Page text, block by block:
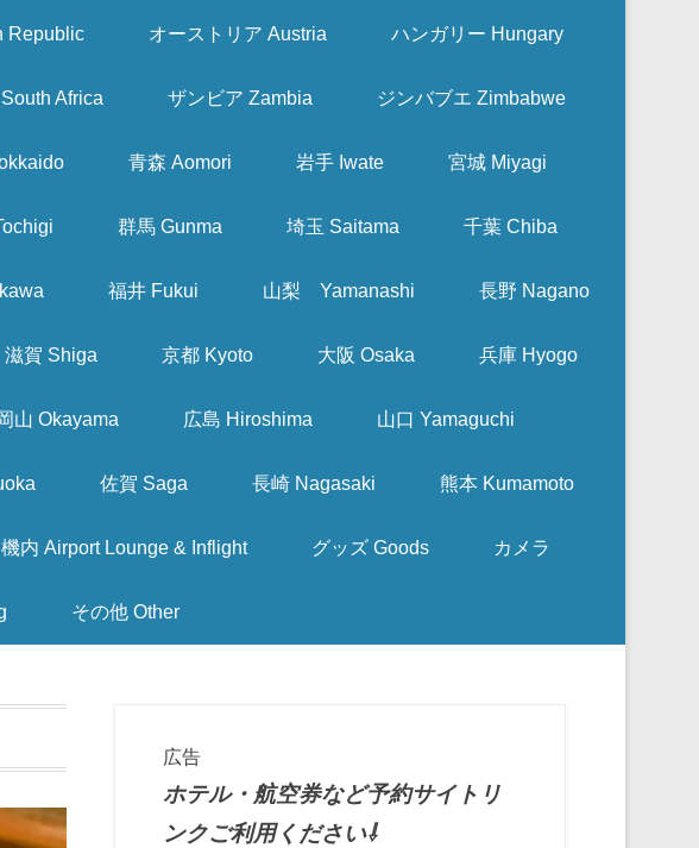
Republic オーストリア Austria ハンガリー Hungary
Africa ザンビア Zambia ジンバブエ Zimbabwe
青森 Aomori 岩手 Iwate 宮城 Miyagi
群馬 Gunma 埼玉 Saitama 千葉 Chiba
福井 Fukui 山梨 Yamanashi 長野 Nagano
滋賀 Shiga 京都 Kyoto 大阪 Osaka 兵庫 Hyogo
山 Okayama 広島 Hiroshima 山口 Yamaguchi
佐賀 Saga 長崎 Nagasaki 熊本 Kumamoto
内 Airport Lounge & Inflight グッズ Goods カメラ
その他 Other
広告
ホテル・航空券など予約サイトリ
ンクご利用ください⇩